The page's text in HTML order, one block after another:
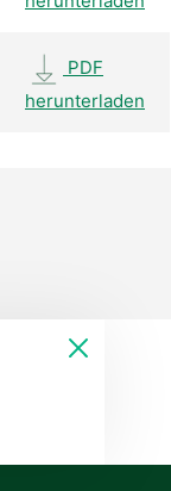
PDF
herunterladen